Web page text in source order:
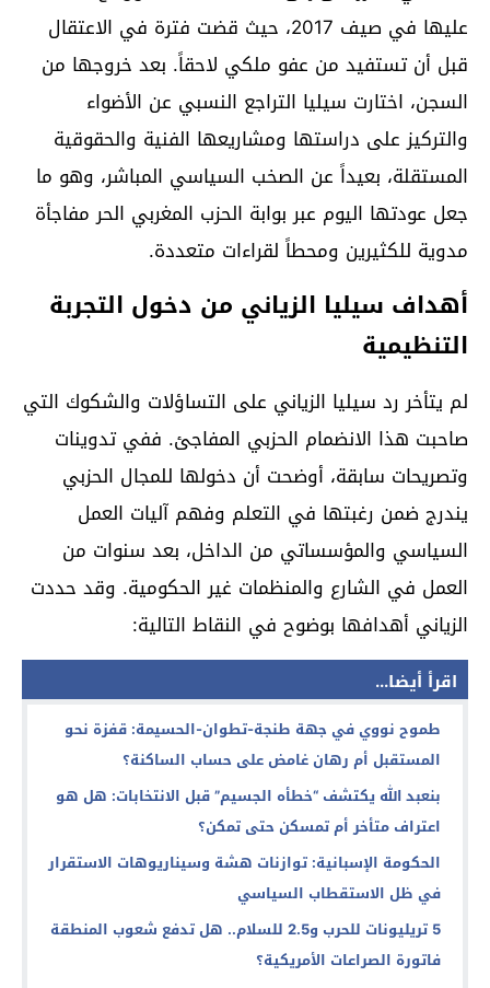
عليها في صيف 2017، حيث قضت فترة في الاعتقال
قبل أن تستفيد من عفو ملكي لاحقاً. بعد خروجها من
السجن، اختارت سيليا التراجع النسبي عن الأضواء
والتركيز على دراستها ومشاريعها الفنية والحقوقية
المستقلة، بعيداً عن الصخب السياسي المباشر، وهو ما
جعل عودتها اليوم عبر بوابة الحزب المغربي الحر مفاجأة
مدوية للكثيرين ومحطاً لقراءات متعددة.
أهداف سيليا الزياني من دخول التجربة
التنظيمية
لم يتأخر رد سيليا الزياني على التساؤلات والشكوك التي
صاحبت هذا الانضمام الحزبي المفاجئ. ففي تدوينات
وتصريحات سابقة، أوضحت أن دخولها للمجال الحزبي
يندرج ضمن رغبتها في التعلم وفهم آليات العمل
السياسي والمؤسساتي من الداخل، بعد سنوات من
العمل في الشارع والمنظمات غير الحكومية. وقد حددت
الزياني أهدافها بوضوح في النقاط التالية:
اقرأ أيضا...
طموح نووي في جهة طنجة-تطوان-الحسيمة: قفزة نحو
المستقبل أم رهان غامض على حساب الساكنة؟
بنعبد الله يكتشف “خطأه الجسيم” قبل الانتخابات: هل هو
اعتراف متأخر أم تمسكن حتى تمكن؟
الحكومة الإسبانية: توازنات هشة وسيناريوهات الاستقرار
في ظل الاستقطاب السياسي
5 تريليونات للحرب و2.5 للسلام.. هل تدفع شعوب المنطقة
فاتورة الصراعات الأمريكية؟